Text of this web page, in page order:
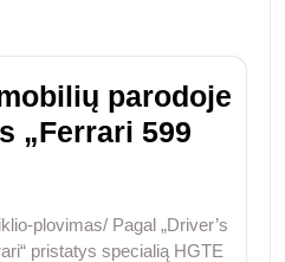
parodoje
„Ferrari 599
plovimas/ Pagal „Driver’s
pristatys specialią HGTE